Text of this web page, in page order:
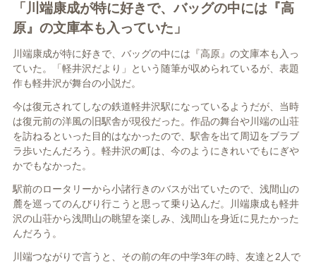
「川端康成が特に好きで、バッグの中には『高
原』の文庫本も入っていた」
川端康成が特に好きで、バッグの中には『高原』の文庫本も入っ
ていた。「軽井沢だより」という随筆が収められているが、表題
作も軽井沢が舞台の小説だ。
今は復元されてしなの鉄道軽井沢駅になっているようだが、当時
は復元前の洋風の旧駅舎が現役だった。作品の舞台や川端の山荘
を訪ねるといった目的はなかったので、駅舎を出て周辺をブラブ
ラ歩いたんだろう。軽井沢の町は、今のようにきれいでもにぎや
かでもなかった。
駅前のロータリーから小諸行きのバスが出ていたので、浅間山の
麓を巡ってのんびり行こうと思って乗り込んだ。川端康成も軽井
沢の山荘から浅間山の眺望を楽しみ、浅間山を身近に見たかった
んだろう。
川端つながりで言うと、その前の年の中学3年の時、友達と2人で